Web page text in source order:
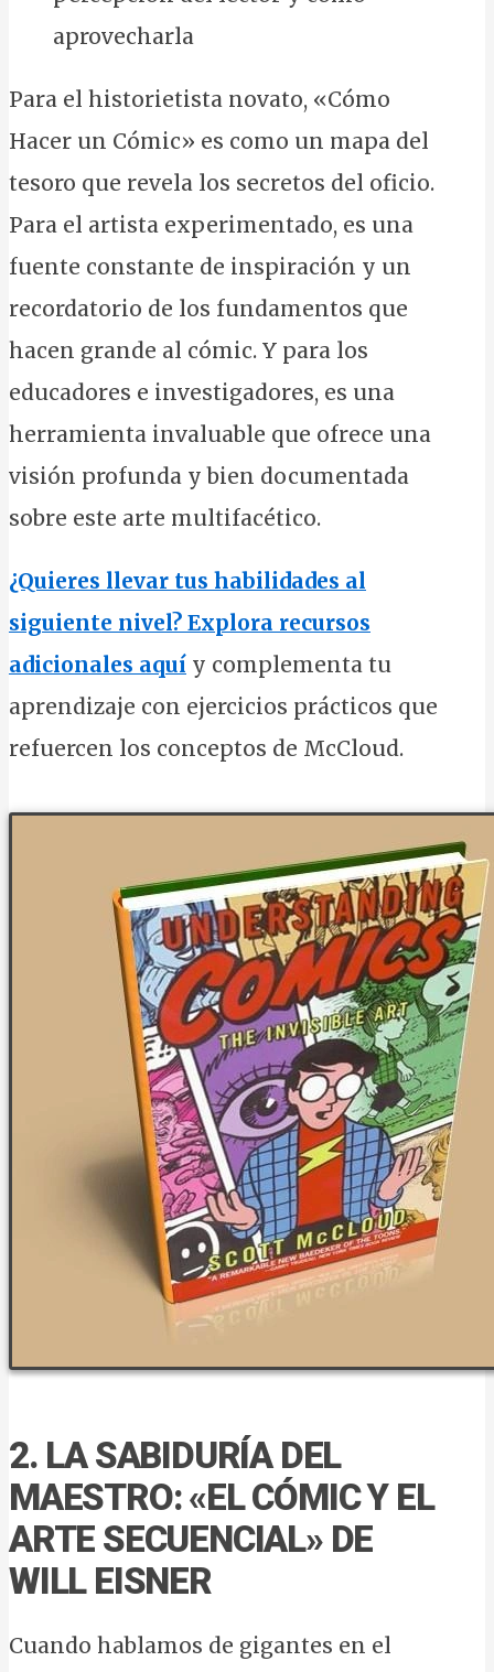
aprovecharla
Para el historietista novato, «Cómo
Hacer un Cómic» es como un mapa del
tesoro que revela los secretos del oficio.
Para el artista experimentado, es una
fuente constante de inspiración y un
recordatorio de los fundamentos que
hacen grande al cómic. Y para los
educadores e investigadores, es una
herramienta invaluable que ofrece una
visión profunda y bien documentada
sobre este arte multifacético.
¿Quieres llevar tus habilidades al
siguiente nivel? Explora recursos
adicionales aquí y complementa tu
aprendizaje con ejercicios prácticos que
refuercen los conceptos de McCloud.
2. LA SABIDURÍA DEL
MAESTRO: «EL CÓMIC Y EL
ARTE SECUENCIAL» DE
WILL EISNER
Cuando hablamos de gigantes en el